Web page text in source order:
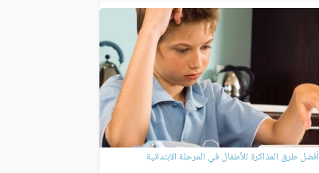
أفضل طرق المذاكرة للأطفال في المرحلة الابتدائية